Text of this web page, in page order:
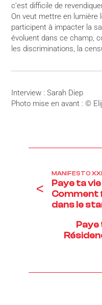
c’est difficile de
On veut mettre en
participent à impacter la
évoluent dans ce champ,
les discriminations, la
Interview : Sarah Diep
Photo mise en avant : ©
<
MANIFESTO XXI
Paye ta
Comment
dans le
Paye